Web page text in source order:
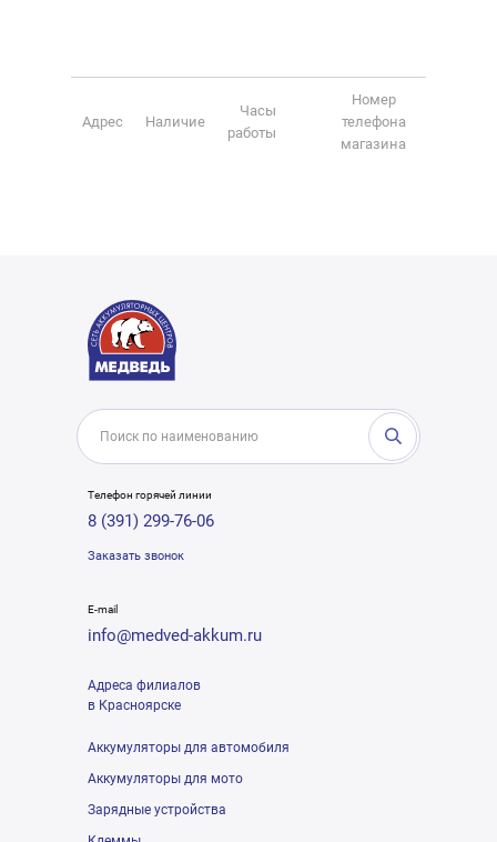
Адрес Наличие
Часы
работы
Номер
телефона
магазина
Телефон горячей линии
8 (391) 299-76-06
Заказать звонок
E-mail
info@medved-akkum.ru
Адреса филиалов
в Красноярске
Аккумуляторы для автомобиля
Аккумуляторы для мото
Зарядные устройства